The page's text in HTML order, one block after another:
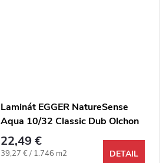
Laminát EGGER NatureSense
Aqua 10/32 Classic Dub Olchon
dymový 4V
22,49 €
Jednotková cena:
39,27 € / 1.746 m2
DETAIL